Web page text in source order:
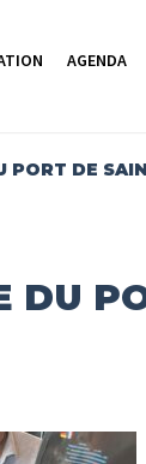
AGENDA
PORT DE
DU